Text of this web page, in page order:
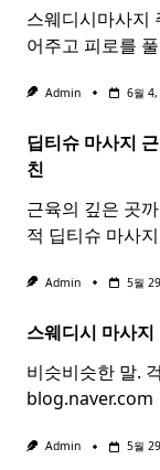
스웨디시마사지
어주고 피로를
Admin 6월
딥티슈 마사지
친
근육의 깊은 곳
적 딥티슈 마사지
Admin 5월
스웨디시 마사
비슷비슷한 말.
blog.naver.com ​ ​
Admin 5월